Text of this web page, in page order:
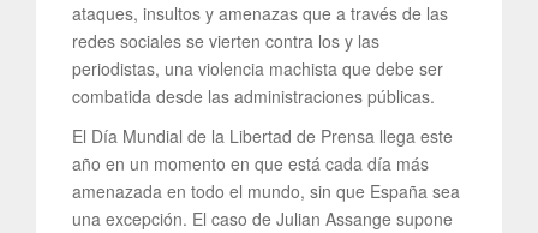
ataques, insultos y amenazas que a través de las
redes sociales se vierten contra los y las
periodistas, una violencia machista que debe ser
combatida desde las administraciones públicas.
El Día Mundial de la Libertad de Prensa llega este
año en un momento en que está cada día más
amenazada en todo el mundo, sin que España sea
una excepción. El caso de Julian Assange supone